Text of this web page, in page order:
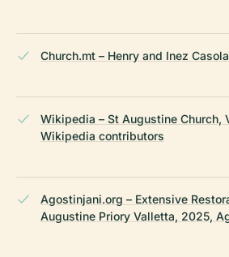
Church.mt – Henry and Inez
Wikipedia – St Augustine Church,
Wikipedia contributors
Agostinjani.org – Extensive
Augustine Priory Valletta, 2025,